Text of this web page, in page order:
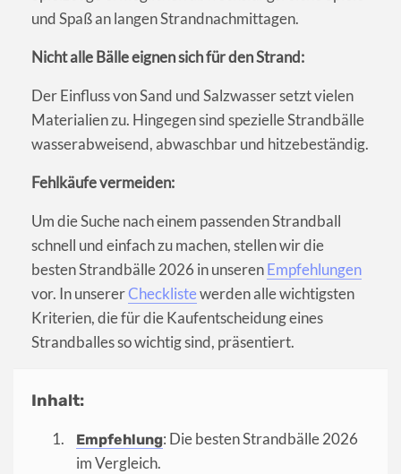
und Spaß an langen Strandnachmittagen.
Nicht alle Bälle eignen sich für den Strand:
Der Einfluss von Sand und Salzwasser setzt vielen
Materialien zu. Hingegen sind spezielle Strandbälle
wasserabweisend, abwaschbar und hitzebeständig.
Fehlkäufe vermeiden:
Um die Suche nach einem passenden Strandball
schnell und einfach zu machen, stellen wir die
besten Strandbälle 2026 in unserenEmpfehlungen
vor. In unsererChecklistewerden alle wichtigsten
Kriterien, die für die Kaufentscheidung eines
Strandballes so wichtig sind, präsentiert.
Inhalt:
Empfehlung: Die besten Strandbälle 2026
im Vergleich.